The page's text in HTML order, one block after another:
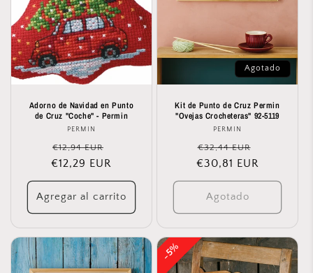
Adorno de Navidad en Punto
de Cruz "Coche" - Permin
Proveedor:
PERMIN
Precio
habitual
€12,94 EUR
de
oferta
€12,29 EUR
Agregar al carrito
Agotado
Kit de Punto de Cruz Permin
"Ovejas Crocheteras" 92-5119
Proveedor:
PERMIN
Precio
habitual
€32,44 EUR
de
oferta
€30,81 EUR
Agotado
5%
5%